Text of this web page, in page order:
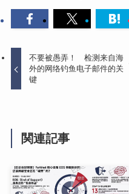
不要被愚弄！ 检测来自海
外的网络钓鱼电子邮件的关
键
関連記事